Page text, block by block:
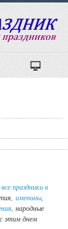
все праздники в
именины,
, народные
этим днем